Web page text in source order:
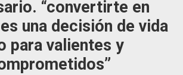
“convertirte en
una decisión de vida
para valientes y